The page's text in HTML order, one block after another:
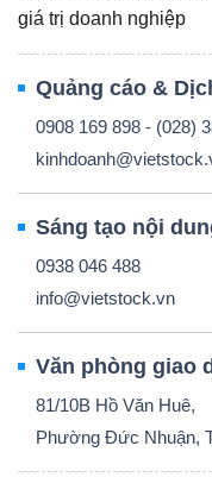
giá trị doanh nghiệp
Quảng cáo &
0908 169 898 - (028)
Sáng tạo nội
0938 046 488
info@vietstock.vn
Văn phòng giao
81/10B Hồ Văn Huê,
Phường Đức Nhuận,
Công
cụ
đầu
Truyền
thông
tài
chính